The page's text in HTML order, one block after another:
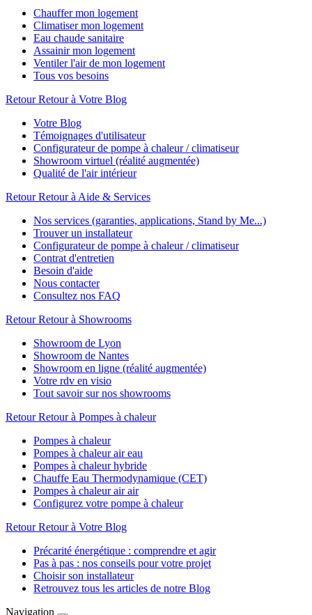
Chauffer mon logement
Climatiser mon logement
Eau chaude sanitaire
Assainir mon logement
Ventiler l'air de mon logement
Tous vos besoins
Retour Retour à Votre Blog
Votre Blog
Témoignages d'utilisateur
Configurateur de pompe à chaleur / climatiseur
Showroom virtuel (réalité augmentée)
Qualité de l'air intérieur
Retour Retour à Aide & Services
Nos services (garanties, applications, Stand by Me...)
Trouver un installateur
Configurateur de pompe à chaleur / climatiseur
Contrat d'entretien
Besoin d'aide
Nous contacter
Consultez nos FAQ
Retour Retour à Showrooms
Showroom de Lyon
Showroom de Nantes
Showroom en ligne (réalité augmentée)
Votre rdv en visio
Tout savoir sur nos showrooms
Retour Retour à Pompes à chaleur
Pompes à chaleur
Pompes à chaleur air eau
Pompes à chaleur hybride
Chauffe Eau Thermodynamique (CET)
Pompes à chaleur air air
Configurez votre pompe à chaleur
Retour Retour à Votre Blog
Précarité énergétique : comprendre et agir
Pas à pas : nos conseils pour votre projet
Choisir son installateur
Retrouvez tous les articles de notre Blog
Navigation